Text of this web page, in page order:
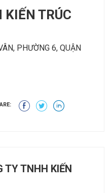
KIẾN TRÚC
PHƯỜNG 6, QUẬN
TY TNHH KIẾN